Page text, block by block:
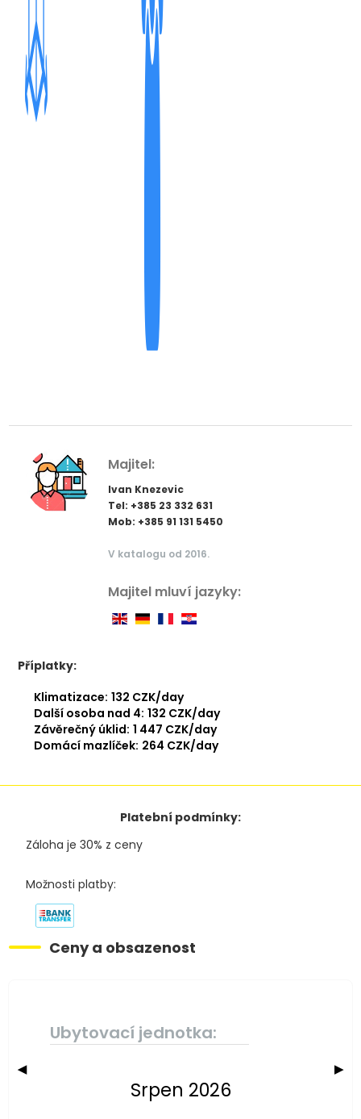
Majitel:
Ivan Knezevic
Tel: +385 23 332 631
Mob: +385 91 131 5450
V katalogu od 2016.
Majitel mluví jazyky:
Příplatky:
Klimatizace: 132 CZK/day
Další osoba nad 4: 132 CZK/day
Závěrečný úklid: 1 447 CZK/day
Domácí mazlíček: 264 CZK/day
Platební podmínky:
Záloha je 30% z ceny
Možnosti platby:
Ceny a obsazenost
Ubytovací jednotka:
◀ ▶
Srpen 2026